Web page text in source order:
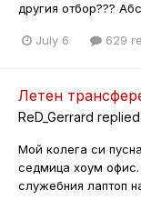
другия отбор???
July 6 629
Летен
ReD_Gerrard
Мой колега си
седмица хоум
служебния лаптоп